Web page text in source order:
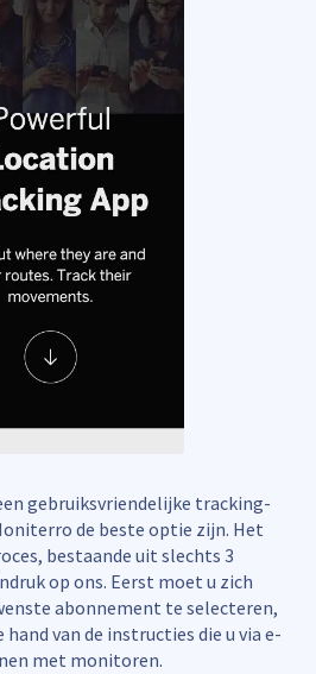
gebruiksvriendelijke tracking-
de beste optie zijn. Het
bestaande uit slechts 3
op ons. Eerst moet u zich
abonnement te selecteren,
van de instructies die u via e-
met monitoren.